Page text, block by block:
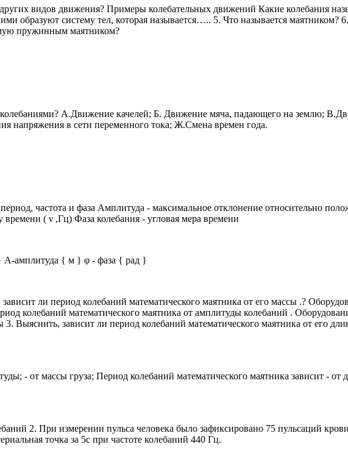
видов движения? Примеры колебательных движений Какие колебания
образуют систему тел, которая называется….. 5. Что называется маятником?
пружинным маятником?
А.Движение качелей; Б. Движение мяча, падающего на землю;
напряжения в сети переменного тока; Ж.Смена времен года.
частота и фаза Амплитуда - максимальное отклонение относительно
( ν ,Гц) Фаза колебания - угловая мера времени
А-амплитуда { м } φ - фаза { рад }
ли период колебаний математического маятника от его массы .?
колебаний математического маятника от амплитуды колебаний .
Выяснить, зависит ли период колебаний математического маятника от его
- от массы груза; Период колебаний математического маятника зависит -
2. При измерении пульса человека было зафиксировано 75 пульсаций
точка за 5с при частоте колебаний 440 Гц.